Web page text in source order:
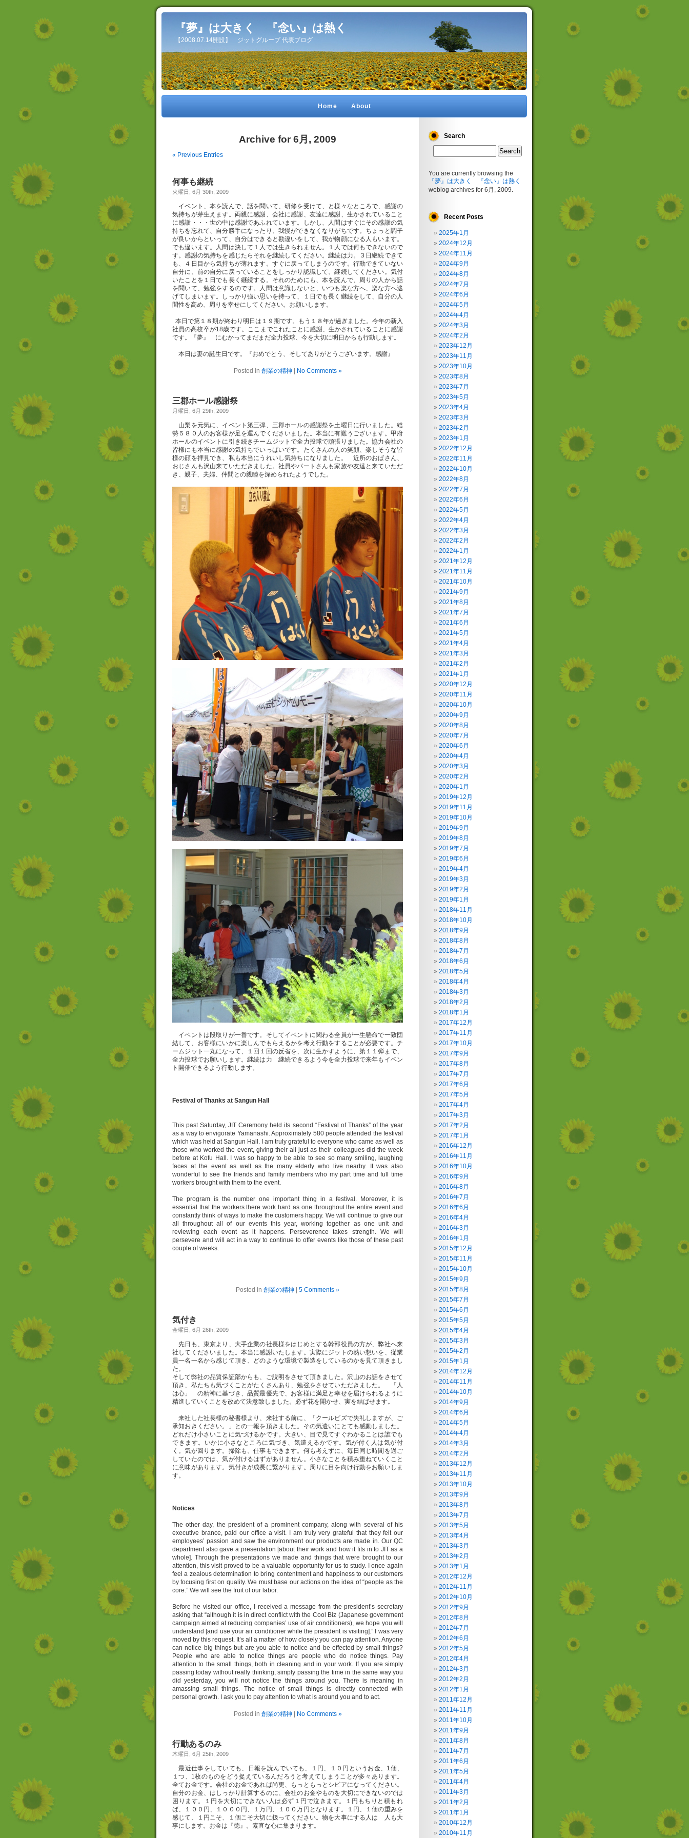
『夢』は大きく 『念い』は熱く
【2008.07.14開設】 ジットグループ 代表ブログ
Home About
Archive for 6月, 2009
« Previous Entries
何事も継続
火曜日, 6月 30th, 2009
イベント、本を読んで、話を聞いて、研修を受けて、と様々なところで、感謝の
気持ちが芽生えます。両親に感謝、会社に感謝、友達に感謝、生かされていること
に感謝・・・世の中は感謝であふれています。しかし、人間はすぐにその感謝の気
持ちを忘れて、自分勝手になったり、我慢ができなくなりがちです。ちょっと調子
が良いからといって、自分はできると勘違いをして、我が物顔になる人もいます。
でも違います。人間は決して１人では生きられません。１人では何もできないので
す。感謝の気持ちを感じたらそれを継続してください。継続は力。３日継続できて
も、４日目から気持ちが薄れます。すぐに戻ってしまうのです。行動できていない
自分に、前の自分に戻っていることをしっかり認識して、継続してください。気付
いたことを１日でも長く継続する。それのためにも、本を読んで、周りの人から話
を聞いて、勉強をするのです。人間は意識しないと、いつも楽な方へ、楽な方へ逃
げてしまいます。しっかり強い思いを持って、１日でも長く継続をして、自分の人
間性を高め、周りを幸せにしてください。お願いします。
本日で第１８期が終わり明日は１９期です。もう１８年が過ぎました。今年の新入
社員の高校卒が18歳です。ここまでこれたことに感謝、生かされていることに感謝
です。『夢』 にむかってまだまだ全力投球、今を大切に明日からも行動します。
本日は妻の誕生日です。『おめでとう、そしてありがとうございます。感謝』
Posted in 創業の精神| No Comments »
三郡ホール感謝祭
月曜日, 6月 29th, 2009
山梨を元気に、イベント第三弾、三郡ホールの感謝祭を土曜日に行いました。総
勢５８０人のお客様が足を運んでくださいました。本当に有難うございます。甲府
ホールのイベントに引き続きチームジットで全力投球で頑張りました。協力会社の
皆様にも本当に感謝の気持ちでいっぱいです。たくさんの人の笑顔、楽しそうな皆
様の顔を拝見でき、私も本当にうれいし気持ちになりました。 近所のおばさん、
おじさんも沢山来ていただきました。社員やパートさんも家族や友達と来ていただ
き、親子、夫婦、仲間との親睦を深められたようでした。
イベントは段取りが一番です。そしてイベントに関わる全員が一生懸命で一致団
結して、お客様にいかに楽しんでもらえるかを考え行動をすることが必要です。チ
ームジット一丸になって、１回１回の反省を、次に生かすように、第１１弾まで、
全力投球でお願いします。継続は力 継続できるよう今を全力投球で来年もイベン
ト開催できるよう行動します。
Festival of Thanks at Sangun Hall
This past Saturday, JIT Ceremony held its second “Festival of Thanks” of the year
as a way to envigorate Yamanashi. Approximately 580 people attended the festival
which was held at Sangun Hall. I am truly grateful to everyone who came as well as
those who worked the event, giving their all just as their colleagues did the week
before at Kofu Hall. I was so happy to be able to see so many smiling, laughing
faces at the event as well as the many elderly who live nearby. It was also
wonderful to see the friends and family members who my part time and full time
workers brought with them to the event.
The program is the number one important thing in a festival. Moreover, it is
essential that the workers there work hard as one throughout the entire event and
constantly think of ways to make the customers happy. We will continue to give our
all throughout all of our events this year, working together as one unit and
reviewing each event as it happens. Perseverence takes strength. We will
persevere and will act in a way to continue to offer events like those of these past
couple of weeks.
Posted in 創業の精神 | 5 Comments »
気付き
金曜日, 6月 26th, 2009
先日も、東京より、大手企業の社長様をはじめとする幹部役員の方が、弊社へ来
社してくださいました。本当に感謝いたします。実際にジットの熱い想いを、従業
員一名一名から感じて頂き、どのような環境で製造をしているのかを見て頂きまし
た。
そして弊社の品質保証部からも、ご説明をさせて頂きました。沢山のお話をさせて
頂き、私たちも気づくことがたくさんあり、勉強をさせていただきました。 「人
は心」 の精神に基づき、品質最優先で、お客様に満足と幸せを届けられるように
精進していくことを改めて決意致しました。必ず花を開かせ、実を結ばせます。
来社した社長様の秘書様より、来社する前に、「クールビズで失礼しますが、ご
承知おきください。」との一報を頂きました。その気遣いにとても感動しました。
どれだけ小さいことに気づけるかです。大きい、目で見てすぐわかることは誰でも
できます。いかに小さなところに気づき、気遣えるかです。気が付く人は気が付
く。気が回ります。掃除も、仕事もできます。何も考えずに、毎日同じ時間を過ご
していたのでは、気が付けるはずがありません。小さなことを積み重ねていくこと
に意味があります。気付きが成長に繋がります。周りに目を向け行動をお願いしま
す。
Notices
The other day, the president of a prominent company, along with several of his
executive brance, paid our office a visit. I am truly very grateful that they felt our
employees’ passion and saw the environment our products are made in. Our QC
department also gave a presentation [about their work and how it fits in to JIT as a
whole]. Through the presentations we made and things that were brought to our
attention, this visit proved to be a valuable opportunity for us to study. I once again
feel a zealous determination to bring contentment and happiness to our customers
by focusing first on quality. We must base our actions on the idea of “people as the
core.” We will see the fruit of our labor.
Before he visited our office, I received a message from the president’s secretary
asking that “although it is in direct conflict with the Cool Biz (Japanese government
campaign aimed at reducing companies’ use of air conditioners), we hope you will
understand [and use your air conditioner while the president is visiting].” I was very
moved by this request. It’s all a matter of how closely you can pay attention. Anyone
can notice big things but are you able to notice and be effected by small things?
People who are able to notice things are people who do notice things. Pay
attention to the small things, both in cleaning and in your work. If you are simply
passing today without really thinking, simply passing the time in the same way you
did yesterday, you will not notice the things around you. There is meaning in
amassing small things. The notice of small things is directly connected with
personal growth. I ask you to pay attention to what is around you and to act.
Posted in 創業の精神| No Comments »
行動あるのみ
木曜日, 6月 25th, 2009
最近仕事をしていても、日報を読んでいても、１円、１０円というお金、1個、
１つ、1枚のものをどう捉えているんだろうと考えてしまうことが多々あります。
全てお金です。会社のお金であれば尚更、もっともっとシビアになってください。
自分のお金、はしっかり計算するのに、会社のお金やものを大切にできないのでは
困ります。１円を大切にできない人は必ず１円で泣きます。１円もちりと積もれ
ば、１００円、１０００円、１万円、１００万円となります。１円、１個の重みを
感じて、１円こそ、１個こそ大切に扱ってください。物を大事にする人は 人も大
事にします。お金は『徳』。素直な心に集まります。
Search
You are currently browsing the
『夢』は大きく 『念い』は熱く
weblog archives for 6月, 2009.
Recent Posts
2025年1月
2024年12月
2024年11月
2024年9月
2024年8月
2024年7月
2024年6月
2024年5月
2024年4月
2024年3月
2024年2月
2023年12月
2023年11月
2023年10月
2023年8月
2023年7月
2023年5月
2023年4月
2023年3月
2023年2月
2023年1月
2022年12月
2022年11月
2022年10月
2022年8月
2022年7月
2022年6月
2022年5月
2022年4月
2022年3月
2022年2月
2022年1月
2021年12月
2021年11月
2021年10月
2021年9月
2021年8月
2021年7月
2021年6月
2021年5月
2021年4月
2021年3月
2021年2月
2021年1月
2020年12月
2020年11月
2020年10月
2020年9月
2020年8月
2020年7月
2020年6月
2020年4月
2020年3月
2020年2月
2020年1月
2019年12月
2019年11月
2019年10月
2019年9月
2019年8月
2019年7月
2019年6月
2019年4月
2019年3月
2019年2月
2019年1月
2018年11月
2018年10月
2018年9月
2018年8月
2018年7月
2018年6月
2018年5月
2018年4月
2018年3月
2018年2月
2018年1月
2017年12月
2017年11月
2017年10月
2017年9月
2017年8月
2017年7月
2017年6月
2017年5月
2017年4月
2017年3月
2017年2月
2017年1月
2016年12月
2016年11月
2016年10月
2016年9月
2016年8月
2016年7月
2016年6月
2016年4月
2016年3月
2016年1月
2015年12月
2015年11月
2015年10月
2015年9月
2015年8月
2015年7月
2015年6月
2015年5月
2015年4月
2015年3月
2015年2月
2015年1月
2014年12月
2014年11月
2014年10月
2014年9月
2014年6月
2014年5月
2014年4月
2014年3月
2014年2月
2013年12月
2013年11月
2013年10月
2013年9月
2013年8月
2013年7月
2013年5月
2013年4月
2013年3月
2013年2月
2013年1月
2012年12月
2012年11月
2012年10月
2012年9月
2012年8月
2012年7月
2012年6月
2012年5月
2012年4月
2012年3月
2012年2月
2012年1月
2011年12月
2011年11月
2011年10月
2011年9月
2011年8月
2011年7月
2011年6月
2011年5月
2011年4月
2011年3月
2011年2月
2011年1月
2010年12月
2010年11月